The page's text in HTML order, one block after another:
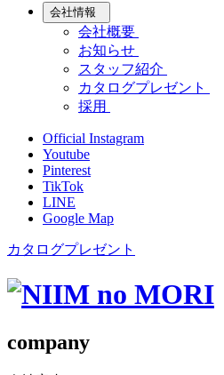
会社情報
会社概要
お知らせ
スタッフ紹介
カタログプレゼント
採用
Official Instagram
Youtube
Pinterest
TikTok
LINE
Google Map
カタログプレゼント
company